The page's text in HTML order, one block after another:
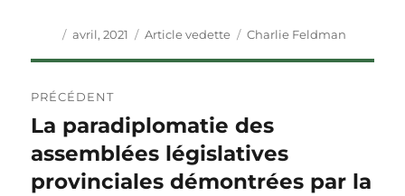
Auteur
Publié
avril, 2021 Catégories
Article vedette Étiquettes
Charlie Feldman
de
l'article
PRÉCÉDENT
Article
précédent :
La paradiplomatie des
assemblées législatives
provinciales démontrées par la